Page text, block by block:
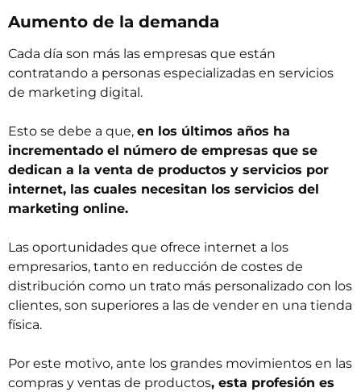
Aumento de la demanda
Cada día son más las empresas que están
contratando a personas especializadas en servicios
de marketing digital.
Esto se debe a que, en los últimos años ha
incrementado el número de empresas que se
dedican a la venta de productos y servicios por
internet, las cuales necesitan los servicios del
marketing online.
Las oportunidades que ofrece internet a los
empresarios, tanto en reducción de costes de
distribución como un trato más personalizado con los
clientes, son superiores a las de vender en una tienda
física.
Por este motivo, ante los grandes movimientos en las
compras y ventas de productos, esta profesión es